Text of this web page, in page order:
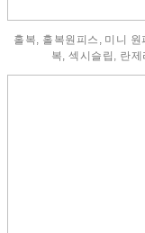
홀복, 홀복원피스, 미니
복, 섹시슬립, 란